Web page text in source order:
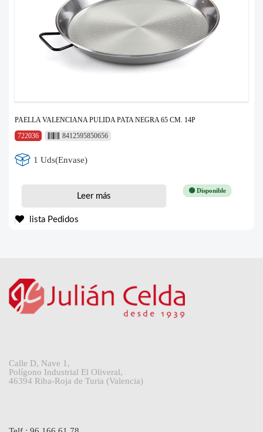
PAELLA VALENCIANA PULIDA PATA NEGRA 65 CM. 14P
722036
8412595850656
1 Uds(Envase)
🟢 Disponible
Leer más
lista Pedidos
Calle D, Nave 1,
Polígono Industrial El Oliveral,
46394 Riba-Roja de Turia (Valencia)